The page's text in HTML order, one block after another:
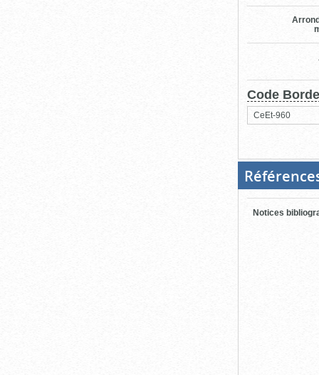
Code
CeEt-960
Notices